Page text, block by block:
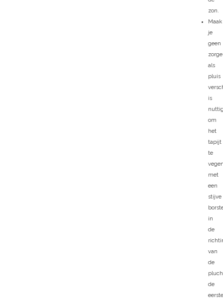
zon.
Maak
je
geen
als
pluis
is
om
het
tapijt
te
met
een
stijve
in
de
van
de
de